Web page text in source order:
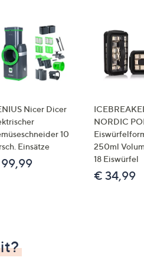
Nicer Dicer
10
Einsätze
NORDIC
250ml
18 Eiswürfel
€ 34,99